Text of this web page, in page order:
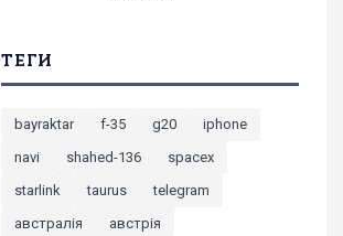
ТЕГИ
bayraktar f-35 g20
iphone
navi
shahed-136
spacex
starlink
taurus
telegram
австралія
австрія